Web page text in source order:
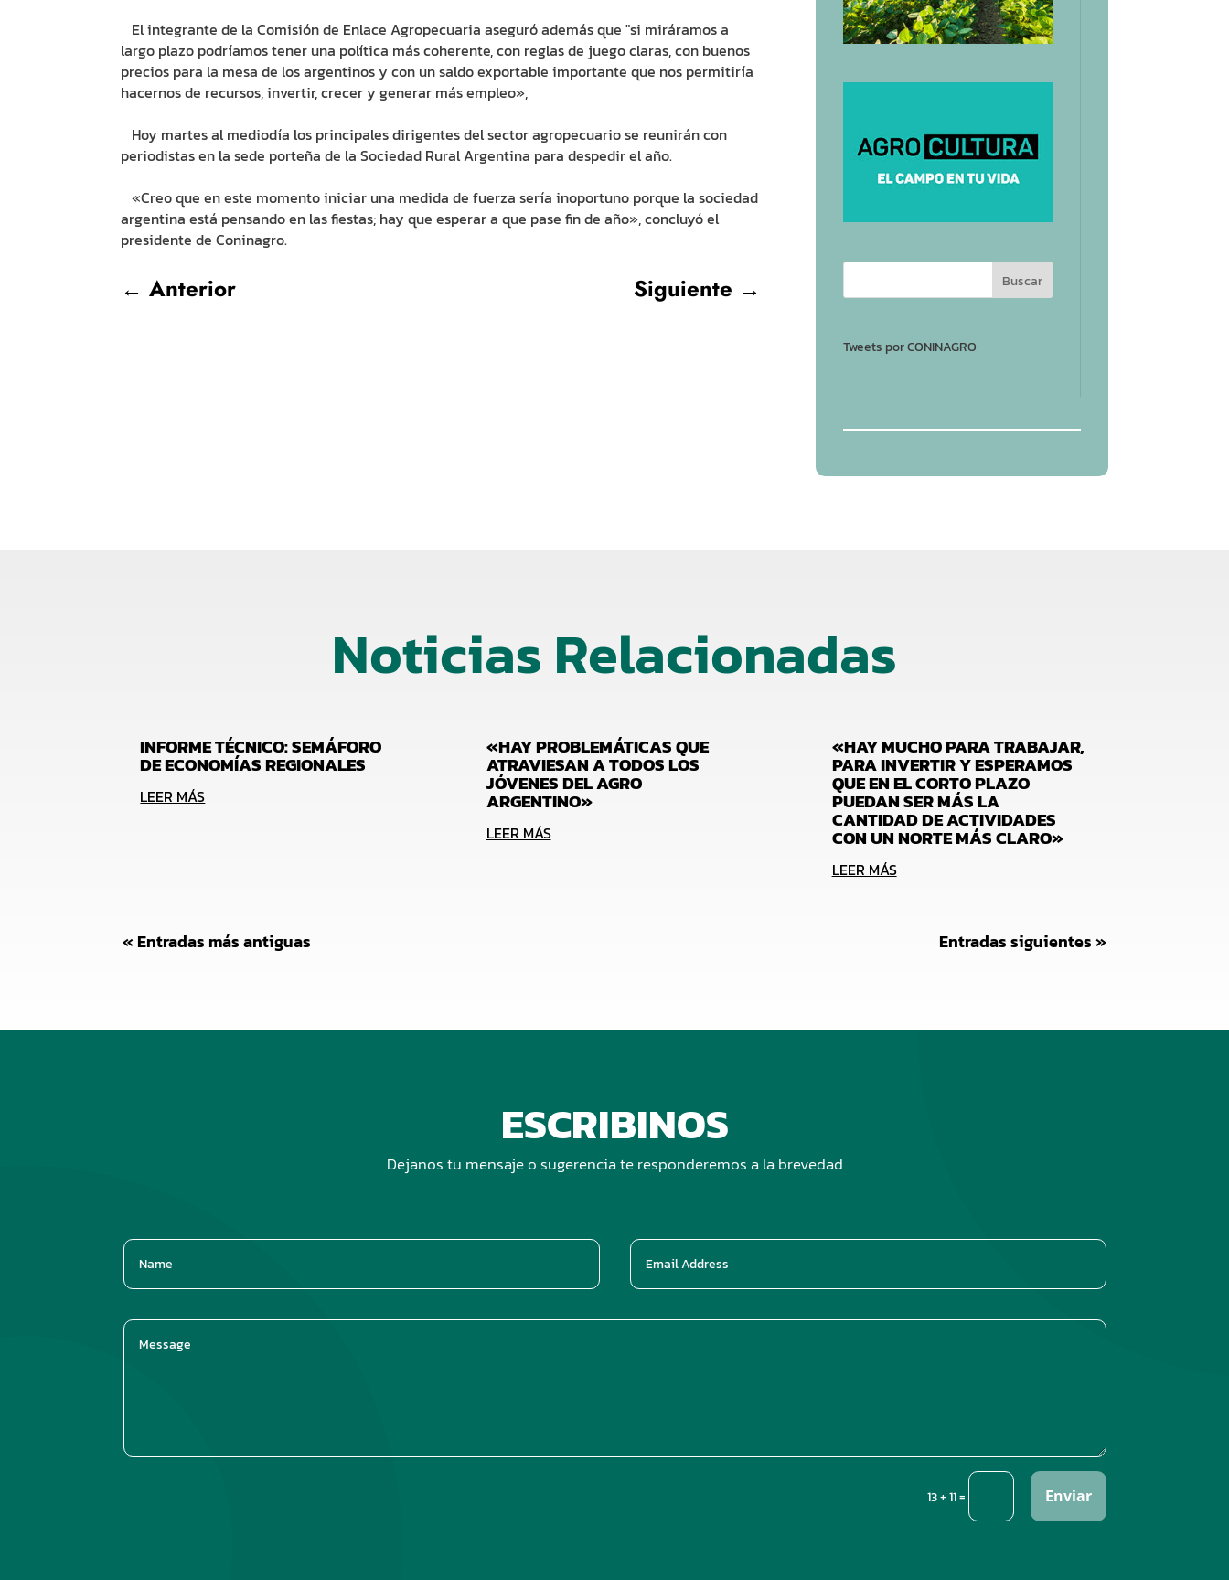
El integrante de la Comisión de Enlace Agropecuaria aseguró además que "si miráramos a
largo plazo podríamos tener una política más coherente, con reglas de juego claras, con buenos
precios para la mesa de los argentinos y con un saldo exportable importante que nos permitiría
hacernos de recursos, invertir, crecer y generar más empleo»,
Hoy martes al mediodía los principales dirigentes del sector agropecuario se reunirán con
periodistas en la sede porteña de la Sociedad Rural Argentina para despedir el año.
«Creo que en este momento iniciar una medida de fuerza sería inoportuno porque la sociedad
argentina está pensando en las fiestas; hay que esperar a que pase fin de año», concluyó el
presidente de Coninagro.
← Anterior Siguiente →
Tweets por CONINAGRO
Noticias Relacionadas
INFORME TÉCNICO: SEMÁFORO
DE ECONOMÍAS REGIONALES
LEER MÁS
«HAY PROBLEMÁTICAS QUE
ATRAVIESAN A TODOS LOS
JÓVENES DEL AGRO
ARGENTINO»
LEER MÁS
«HAY MUCHO PARA TRABAJAR,
PARA INVERTIR Y ESPERAMOS
QUE EN EL CORTO PLAZO
PUEDAN SER MÁS LA
CANTIDAD DE ACTIVIDADES
CON UN NORTE MÁS CLARO»
LEER MÁS
« Entradas más antiguas Entradas siguientes »
ESCRIBINOS
Dejanos tu mensaje o sugerencia te responderemos a la brevedad
13 + 11= Enviar